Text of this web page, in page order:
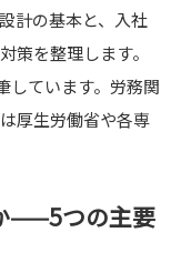
計の基本と、入社
策を整理します。
しています。労務関
厚生労働省や各専
——5つの主要